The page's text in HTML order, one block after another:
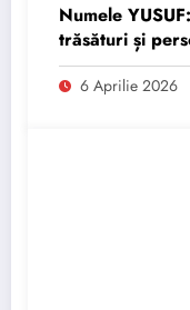
Numele
trăsături și
6 Aprilie 2026